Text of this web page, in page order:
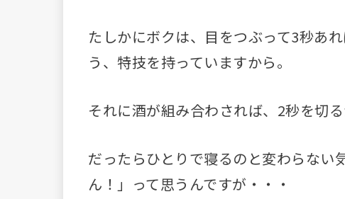
たしかにボクは、目をつぶって3秒あ
う、特技を持っていますから。
それに酒が組み合わされば、2秒を切
だったらひとりで寝るのと変わらない
ん！」って思うんですが・・・